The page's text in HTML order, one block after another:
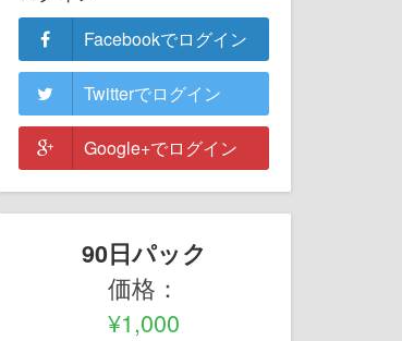
Facebookでログイン
Twitterでログイン
Google+でログイン
90日パック
価格：
¥1,000